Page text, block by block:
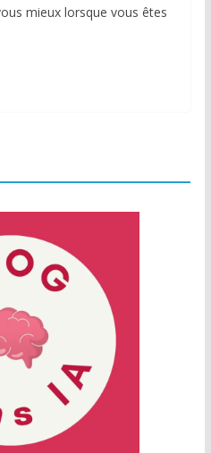
mieux lorsque vous êtes